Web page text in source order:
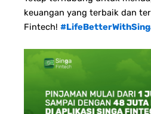
keuangan yang terbaik dan
Fintech!